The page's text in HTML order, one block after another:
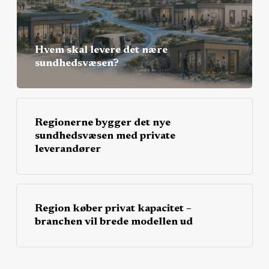
Hvem skal levere det nære
sundhedsvæsen?
Regionerne bygger det nye
sundhedsvæsen med private
leverandører
Region køber privat kapacitet –
branchen vil brede modellen ud